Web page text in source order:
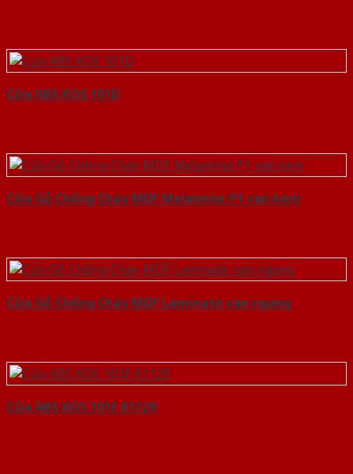
Cửa ABS KOS 101D
Cửa Gỗ Chống Cháy MDF Melamine P1 van kem
Cửa Gỗ Chống Cháy MDF Laminate van ngang
Cửa ABS KOS 101F K1129